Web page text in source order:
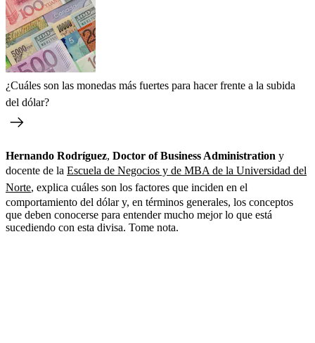
¿Cuáles son las monedas más fuertes para hacer frente a la subida
del dólar?
Hernando Rodríguez, Doctor of Business Administration y
docente de la Escuela de Negocios y de MBA de la Universidad del
Norte, explica cuáles son los factores que inciden en el
comportamiento del dólar y, en términos generales, los conceptos
que deben conocerse para entender mucho mejor lo que está
sucediendo con esta divisa. Tome nota.